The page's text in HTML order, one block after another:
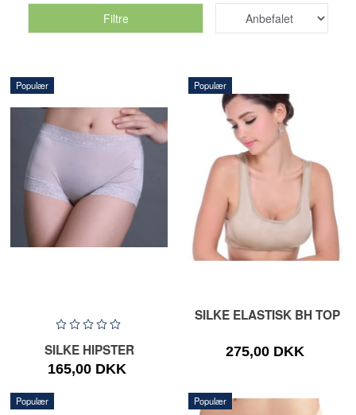
Filtre
Populær
SILKE HIPSTER
165,00 DKK
Populær
SILKE ELASTISK BH TOP
275,00 DKK
Populær Populær